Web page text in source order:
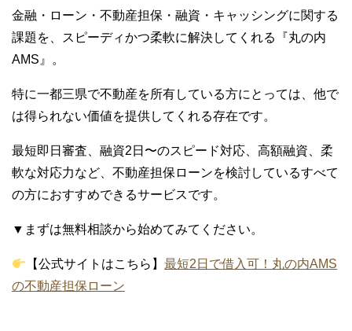
金融・ローン・不動産担保・融資・キャッシングに関する
課題を、スピーディかつ柔軟に解決してくれる『丸の内
AMS』。
特に一都三県で不動産を所有している方にとっては、他で
は得られない価値を提供してくれる存在です。
最短即日審査、融資2日〜のスピード対応、高額融資、柔
軟な対応力など、不動産担保ローンを検討しているすべて
の方におすすめできるサービスです。
▼まずは無料相談から始めてみてください。
【公式サイトはこちら】最短2日で借入可！丸の内AMS
の不動産担保ローン